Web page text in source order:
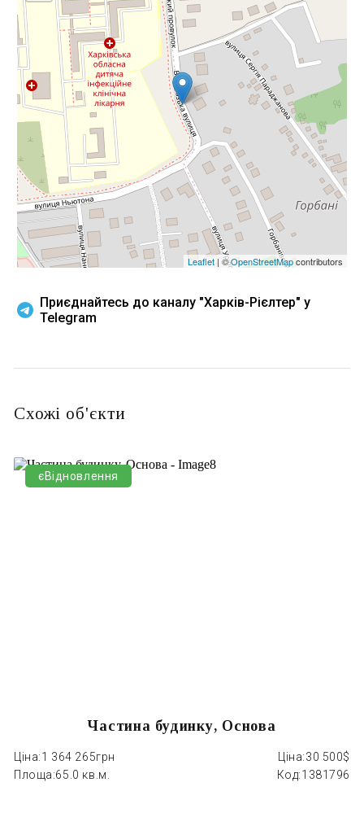
Leaflet| ©OpenStreetMapcontributors
Приєднайтесь до каналу "Харків-Рієлтер" у
Telegram
Схожі об'єкти
єВідновлення
Частина будинку, Основа
Ціна:1 364 265грн Ціна:30 500$
Площа:65.0 кв.м. Код:1381796